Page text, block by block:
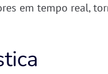
em tempo real,